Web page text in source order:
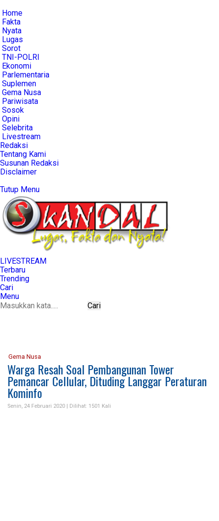
Home
Fakta
Nyata
Lugas
Sorot
TNI-POLRI
Ekonomi
Parlementaria
Suplemen
Gema Nusa
Pariwisata
Sosok
Opini
Selebrita
Livestream
Redaksi
Tentang Kami
Susunan Redaksi
Disclaimer
Tutup Menu
LIVESTREAM
Terbaru
Trending
Cari
Menu
Cari
Gema Nusa
Warga Resah Soal Pembangunan Tower
Pemancar Cellular, Dituding Langgar Peraturan
Kominfo
Senin, 24 Februari 2020 | Dilihat: 1501 Kali